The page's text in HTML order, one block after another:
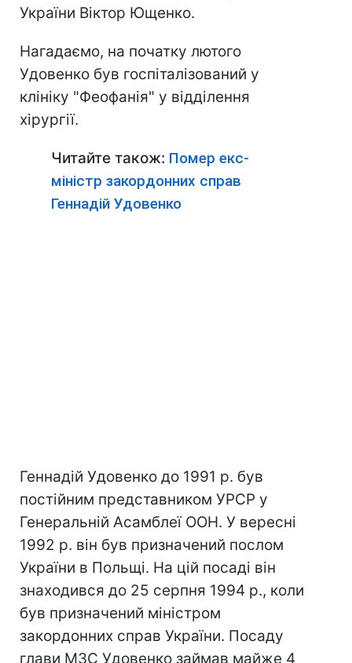
України Віктор Ющенко.
Нагадаємо, на початку лютого
Удовенко був госпіталізований у
клініку "Феофанія" у відділення
хірургії.
Читайте також: Помер екс-
міністр закордонних справ
Геннадій Удовенко
Геннадій Удовенко до 1991 р. був
постійним представником УРСР у
Генеральній Асамблеї ООН. У вересні
1992 р. він був призначений послом
України в Польщі. На цій посаді він
знаходився до 25 серпня 1994 р., коли
був призначений міністром
закордонних справ України. Посаду
глави МЗС Удовенко займав майже 4